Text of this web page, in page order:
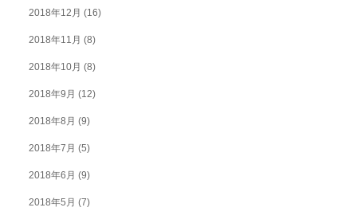
2018年12月 (16)
2018年11月 (8)
2018年10月 (8)
2018年9月 (12)
2018年8月 (9)
2018年7月 (5)
2018年6月 (9)
2018年5月 (7)